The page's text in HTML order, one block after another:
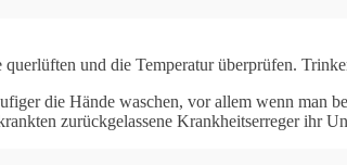
querlüften und die Temperatur überprüfen.
die Hände waschen, vor allem wenn man
zurückgelassene Krankheitserreger ihr